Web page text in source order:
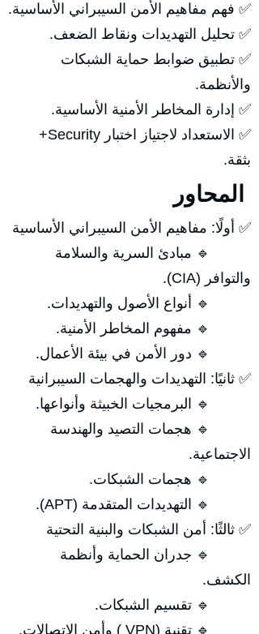
✅ فهم مفاهيم الأمن السيبراني الأساسية.
✅ تحليل التهديدات ونقاط الضعف.
✅ تطبيق ضوابط حماية الشبكات
والأنظمة.
✅ إدارة المخاطر الأمنية الأساسية.
✅ الاستعداد لاجتياز اختبار Security+
بثقة.
✅ أولًا: مفاهيم الأمن السيبراني الأساسية
🔹 مبادئ السرية والسلامة
والتوافر (CIA).
🔹 أنواع الأصول والتهديدات.
🔹 مفهوم المخاطر الأمنية.
🔹 دور الأمن في بيئة الأعمال.
✅ ثانيًا: التهديدات والهجمات السيبرانية
🔹 البرمجيات الخبيثة وأنواعها.
🔹 هجمات التصيد والهندسة
الاجتماعية.
🔹 هجمات الشبكات.
🔹 التهديدات المتقدمة (APT).
✅ ثالثًا: أمن الشبكات والبنية التحتية
🔹 جدران الحماية وأنظمة
الكشف.
🔹 تقسيم الشبكات.
🔹 تقنية (VPN ) وأمن الاتصالات.